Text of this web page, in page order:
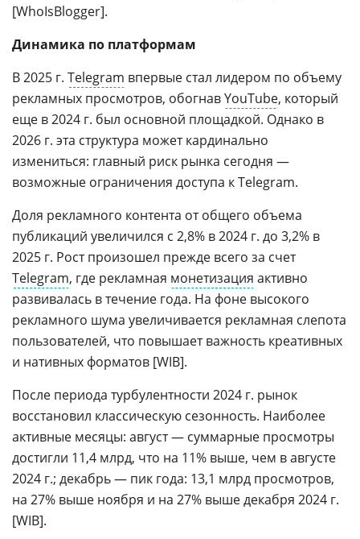
[WhoIsBlogger].
Динамика по платформам
В 2025 г. Telegram впервые стал лидером по объему
рекламных просмотров, обогнавYouTube, который
еще в 2024 г. был основной площадкой. Однако в
2026 г. эта структура может кардинально
измениться: главный риск рынка сегодня —
возможные ограничения доступа к Telegram.
Доля рекламного контента от общего объема
публикаций увеличился с 2,8% в 2024 г. до 3,2% в
2025 г. Рост произошел прежде всего за счет
Telegram, где рекламная монетизация активно
развивалась в течение года. На фоне высокого
рекламного шума увеличивается рекламная слепота
пользователей, что повышает важность креативных
и нативных форматов [WIB].
После периода турбулентности 2024 г. рынок
восстановил классическую сезонность. Наиболее
активные месяцы: август — суммарные просмотры
достигли 11,4 млрд, что на 11% выше, чем в августе
2024 г.; декабрь — пик года: 13,1 млрд просмотров,
на 27% выше ноября и на 27% выше декабря 2024 г.
[WIB].